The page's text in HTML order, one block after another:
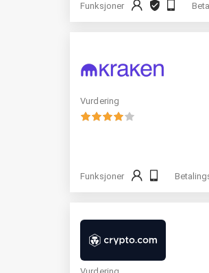
Funksjoner
Vurdering
Funksjoner